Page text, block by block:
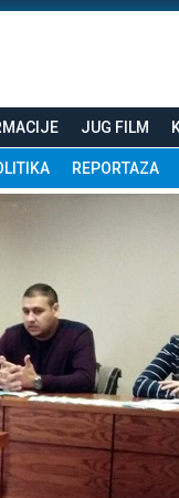
JUG FILM
REPORTAZA